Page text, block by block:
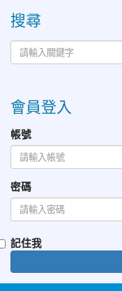
搜尋
會員登入
帳號
密碼
記住我